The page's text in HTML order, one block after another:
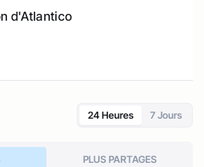
d'Atlantico
24 Heures 7 Jours
PLUS PARTAGES